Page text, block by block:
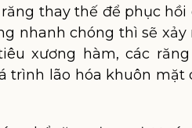
thay thế để phục hồi
nhanh chóng thì sẽ xảy
xương hàm, các
trình lão hóa khuôn mặt